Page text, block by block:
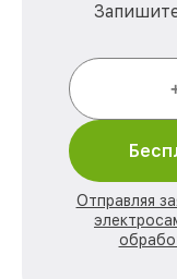
Отправляя